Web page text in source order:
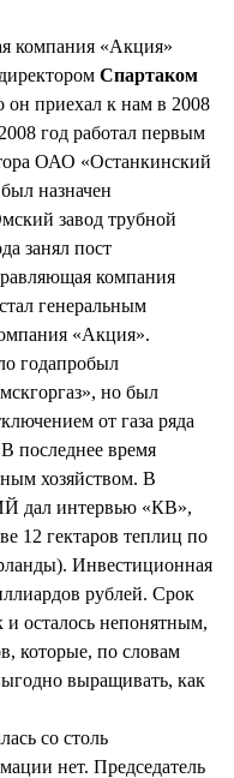
компания «Акция»
Спартаком
приехал к нам в 2008
год работал первым
ОАО «Останкинский
назначен
завод трубной
занял пост
компания
генеральным
«Акция».
годапробыл
но был
от газа ряда
последнее время
хозяйством. В
дал интервью «КВ»,
12 гектаров теплиц по
Инвестиционная
рублей. Срок
и осталось непонятным,
которые, по словам
выращивать, как
со столь
нет. Председатель